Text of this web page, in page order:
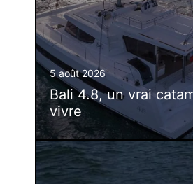
5 août 2026
Bali 4.8, un vrai
vivre